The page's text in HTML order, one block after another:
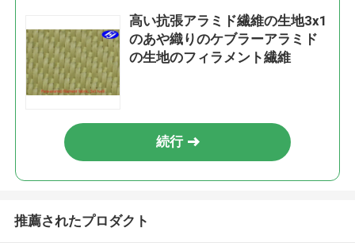
高い抗張アラミド繊維の生地3x1
のあや織りのケブラーアラミド
の生地のフィラメント繊維
続行
推薦されたプロダクト